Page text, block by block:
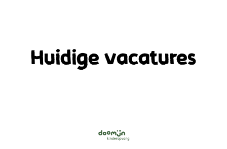
Huidige vacatures